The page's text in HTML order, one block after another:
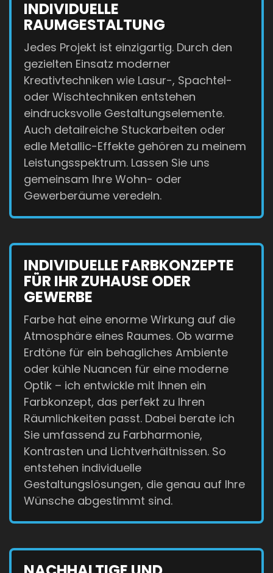
INDIVIDUELLE
RAUMGESTALTUNG
Jedes Projekt ist einzigartig. Durch den
gezielten Einsatz moderner
Kreativtechniken wie Lasur-, Spachtel-
oder Wischtechniken entstehen
eindrucksvolle Gestaltungselemente.
Auch detailreiche Stuckarbeiten oder
edle Metallic-Effekte gehören zu meinem
Leistungsspektrum. Lassen Sie uns
gemeinsam Ihre Wohn- oder
Gewerberäume veredeln.
INDIVIDUELLE FARBKONZEPTE
FÜR IHR ZUHAUSE ODER
GEWERBE
Farbe hat eine enorme Wirkung auf die
Atmosphäre eines Raumes. Ob warme
Erdtöne für ein behagliches Ambiente
oder kühle Nuancen für eine moderne
Optik – ich entwickle mit Ihnen ein
Farbkonzept, das perfekt zu Ihren
Räumlichkeiten passt. Dabei berate ich
Sie umfassend zu Farbharmonie,
Kontrasten und Lichtverhältnissen. So
entstehen individuelle
Gestaltungslösungen, die genau auf Ihre
Wünsche abgestimmt sind.